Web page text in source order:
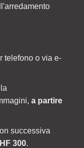
telefono o via e-
a partire
successiva
300.